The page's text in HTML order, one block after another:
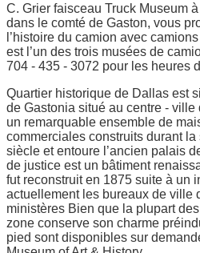
C. Grier faisceau Truck Museum
dans le comté de Gaston, vous
l’histoire du camion avec
est l’un des trois musées de
704 - 435 - 3072 pour les heures
Quartier historique de Dallas est
de Gastonia situé au centre -
un remarquable ensemble de
commerciales construits durant
siècle et entoure l’ancien palais
de justice est un bâtiment
fut reconstruit en 1875 suite à un
actuellement les bureaux de ville
ministères Bien que la plupart
zone conserve son charme
pied sont disponibles sur